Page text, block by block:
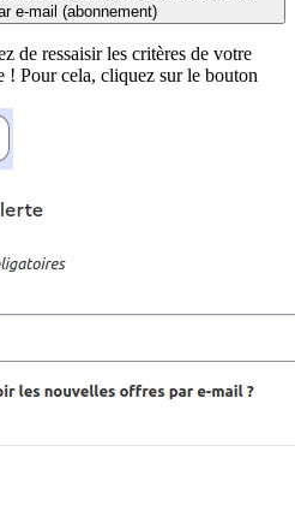
e-mail (abonnement)
de ressaisir les critères de votre
! Pour cela, cliquez sur le bouton